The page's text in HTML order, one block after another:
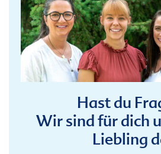
Hast du
Wir sind für dich
Liebling